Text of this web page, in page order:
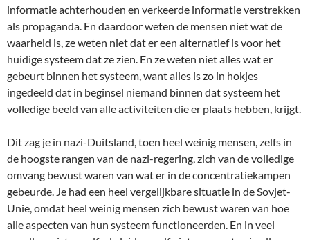
informatie achterhouden en verkeerde informatie verstrekken
als propaganda. En daardoor weten de mensen niet wat de
waarheid is, ze weten niet dat er een alternatief is voor het
huidige systeem dat ze zien. En ze weten niet alles wat er
gebeurt binnen het systeem, want alles is zo in hokjes
ingedeeld dat in beginsel niemand binnen dat systeem het
volledige beeld van alle activiteiten die er plaats hebben, krijgt.
Dit zag je in nazi-Duitsland, toen heel weinig mensen, zelfs in
de hoogste rangen van de nazi-regering, zich van de volledige
omvang bewust waren van wat er in de concentratiekampen
gebeurde. Je had een heel vergelijkbare situatie in de Sovjet-
Unie, omdat heel weinig mensen zich bewust waren van hoe
alle aspecten van hun systeem functioneerden. En in veel